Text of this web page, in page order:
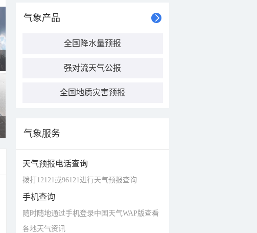
气象产品
全国降水量预报
强对流天气公报
全国地质灾害预报
气象服务
天气预报电话查询
拨打12121或96121进行天气预报查询
手机查询
随时随地通过手机登录中国天气WAP版查看
各地天气资讯